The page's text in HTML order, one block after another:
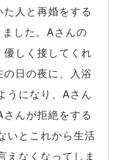
人と再婚をする
した。Aさんの
しく接してくれ
日の夜に、入浴
うになり、Aさん
んが拒絶をする
いとこれから生活
えなくなってしま